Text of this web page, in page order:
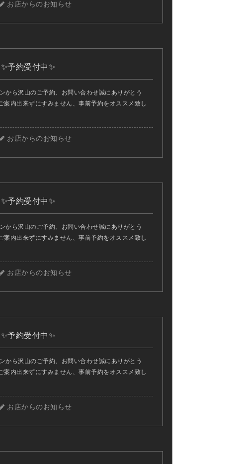
お店からのお知らせ
予約受付中✨
から沢山のご予約、お問い合わせ誠にありがとう
内出来ずにすみません、事前予約をオススメ致し
お店からのお知らせ
予約受付中✨
から沢山のご予約、お問い合わせ誠にありがとう
内出来ずにすみません、事前予約をオススメ致し
お店からのお知らせ
予約受付中✨
から沢山のご予約、お問い合わせ誠にありがとう
内出来ずにすみません、事前予約をオススメ致し
お店からのお知らせ